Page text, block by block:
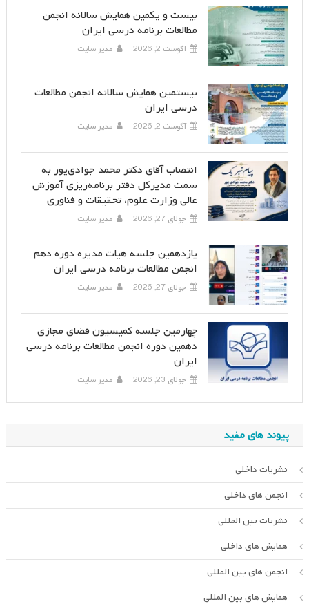
بیست و یکمین همایش سالانه انجمن
مطالعات برنامه درسی ایران
آگوست 2, 2026 مدیر سایت
بیستمین همایش سالانه انجمن مطالعات
درسی ایران
آگوست 2, 2026 مدیر سایت
انتصاب آقای دکتر محمد جوادی‌پور به
سمت مدیرکل دفتر برنامه‌ریزی آموزش
عالی وزارت علوم، تحقیقات و فناوری
جولای 27, 2026 مدیر سایت
یازدهمین جلسه هیات مدیره دوره دهم
انجمن مطالعات برنامه درسی ایران
جولای 27, 2026 مدیر سایت
چهارمین جلسه کمیسیون فضای مجازی
دهمین دوره انجمن مطالعات برنامه درسی
ایران
جولای 23, 2026 مدیر سایت
پیوند های مفید
نشریات داخلی
انجمن های داخلی
نشریات بین المللی
همایش های داخلی
انجمن های بین المللی
همایش های بین المللی